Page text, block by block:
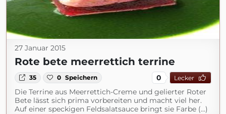
27 Januar 2015
Rote bete meerrettich terrine
35 0 Speichern 0 Lecker
Die Terrine aus Meerrettich-Creme und gelierter Roter
Bete lässt sich prima vorbereiten und macht viel her.
Auf einer speckigen Feldsalatsauce bringt sie Farbe (...)